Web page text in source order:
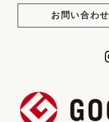
お問い合わせ